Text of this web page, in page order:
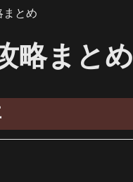
とめ
まとめ